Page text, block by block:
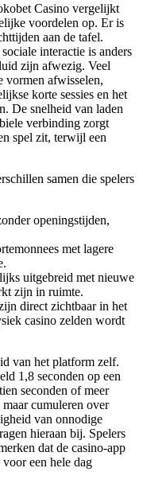
Casino vergelijkt
voordelen op. Er is
aan de tafel.
interactie is anders
zijn afwezig. Veel
vormen afwisselen,
korte sessies en het
De snelheid van laden
verbinding zorgt
spel zit, terwijl een
samen die spelers
openingstijden,
met lagere
uitgebreid met nieuwe
zijn in ruimte.
direct zichtbaar in het
casino zelden wordt
van het platform zelf.
1,8 seconden op een
seconden of meer
cumuleren over
van onnodige
hieraan bij. Spelers
dat de casino-app
een hele dag